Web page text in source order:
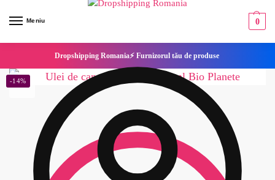
Meniu 0
Dropshipping Romania⚡ Furnizorul tău de produse
-14%